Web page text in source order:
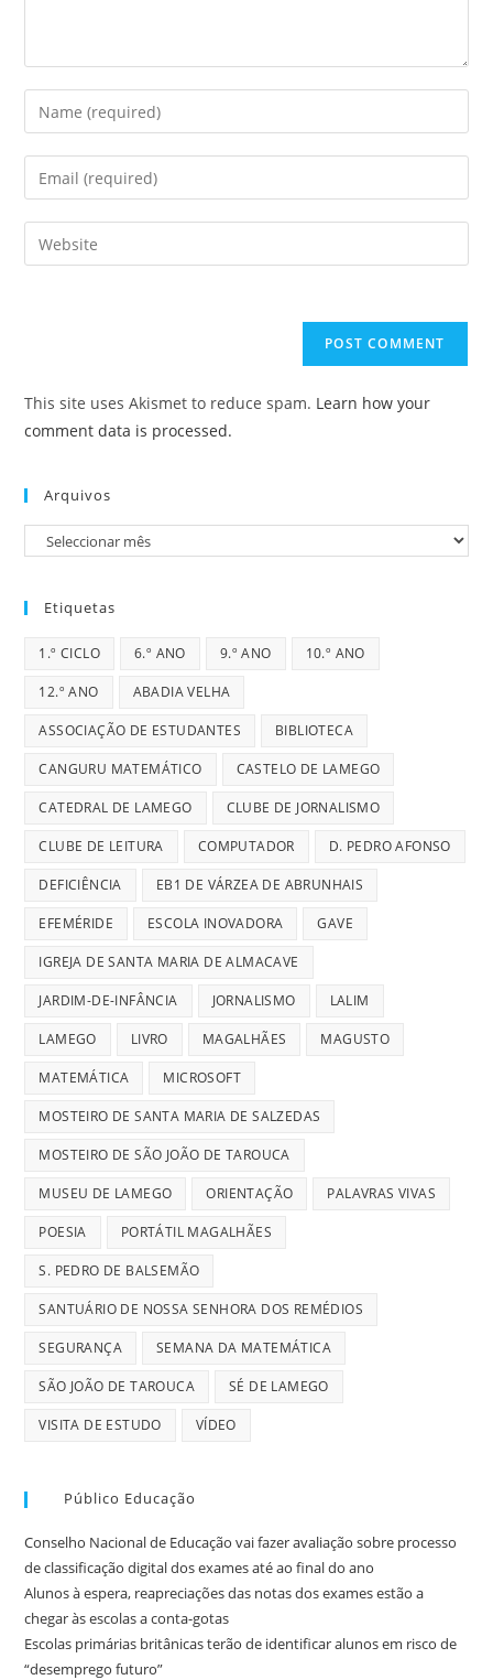
Enter
your
name
comment
Enter
your
email
address
Enter
your
This site uses Akismet to reduce spam. Learn how your
comment data is processed.
Arquivos
Arquivos
Etiquetas
1.º CICLO 6.º ANO 9.º ANO 10.º ANO
12.º ANO ABADIA VELHA
ASSOCIAÇÃO DE ESTUDANTES BIBLIOTECA
CANGURU MATEMÁTICO CASTELO DE LAMEGO
CATEDRAL DE LAMEGO CLUBE DE JORNALISMO
CLUBE DE LEITURA COMPUTADOR D. PEDRO AFONSO
DEFICIÊNCIA EB1 DE VÁRZEA DE ABRUNHAIS
EFEMÉRIDE ESCOLA INOVADORA GAVE
IGREJA DE SANTA MARIA DE ALMACAVE
JARDIM-DE-INFÂNCIA JORNALISMO LALIM
LAMEGO LIVRO MAGALHÃES MAGUSTO
MATEMÁTICA MICROSOFT
MOSTEIRO DE SANTA MARIA DE SALZEDAS
MOSTEIRO DE SÃO JOÃO DE TAROUCA
MUSEU DE LAMEGO ORIENTAÇÃO PALAVRAS VIVAS
POESIA PORTÁTIL MAGALHÃES
S. PEDRO DE BALSEMÃO
SANTUÁRIO DE NOSSA SENHORA DOS REMÉDIOS
SEGURANÇA SEMANA DA MATEMÁTICA
SÃO JOÃO DE TAROUCA SÉ DE LAMEGO
VISITA DE ESTUDO VÍDEO
Público Educação
Conselho Nacional de Educação vai fazer avaliação sobre processo
de classificação digital dos exames até ao final do ano
Alunos à espera, reapreciações das notas dos exames estão a
chegar às escolas a conta-gotas
Escolas primárias britânicas terão de identificar alunos em risco de
“desemprego futuro”